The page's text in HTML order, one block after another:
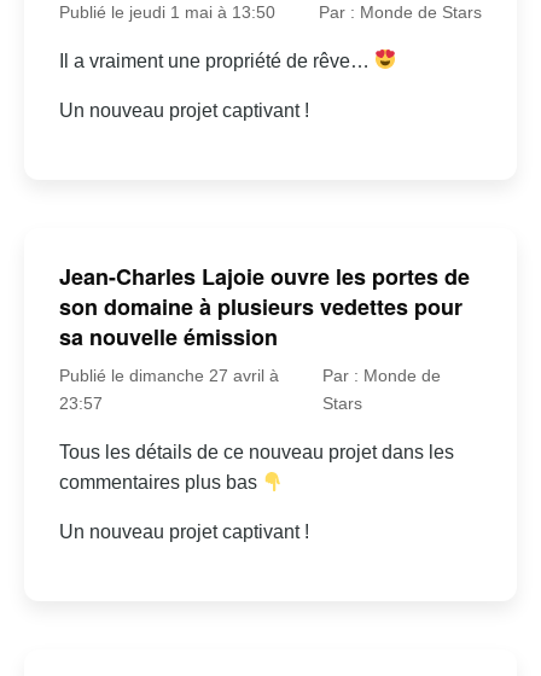
Publié le jeudi 1 mai à 13:50 Par : Monde de Stars
Il a vraiment une propriété de rêve…
Un nouveau projet captivant !
Jean-Charles Lajoie ouvre les portes de
son domaine à plusieurs vedettes pour
sa nouvelle émission
Publié le dimanche 27 avril à
23:57
Par : Monde de
Stars
Tous les détails de ce nouveau projet dans les
commentaires plus bas
Un nouveau projet captivant !